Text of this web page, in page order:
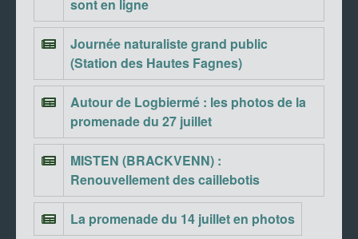
sont en ligne
Journée naturaliste grand public
(Station des Hautes Fagnes)
Autour de Logbiermé : les photos de la
promenade du 27 juillet
MISTEN (BRACKVENN) :
Renouvellement des caillebotis
La promenade du 14 juillet en photos